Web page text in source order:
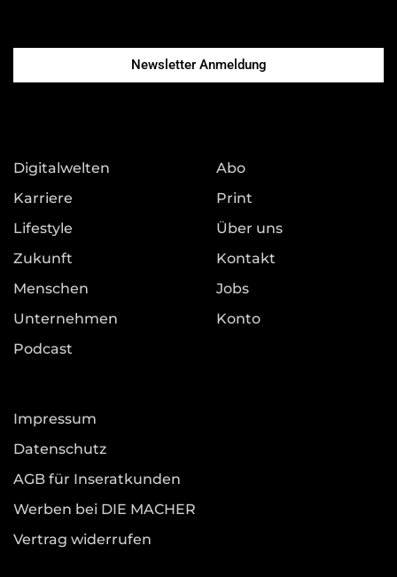
Newsletter Anmeldung
Digitalwelten
Karriere
Lifestyle
Zukunft
Menschen
Unternehmen
Podcast
Abo
Print
Über uns
Kontakt
Jobs
Konto
Impressum
Datenschutz
AGB für Inseratkunden
Werben bei DIE MACHER
Vertrag widerrufen